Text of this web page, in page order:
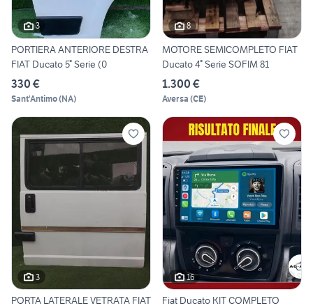
3
PORTIERA ANTERIORE DESTRA
FIAT Ducato 5° Serie (0
330 €
Sant'Antimo(NA)
8
MOTORE SEMICOMPLETO FIAT
Ducato 4° Serie SOFIM 81
1.300 €
Aversa (CE)
3
PORTA LATERALE VETRATA FIAT
16
Fiat Ducato KIT COMPLETO